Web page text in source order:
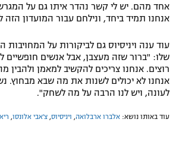
אחד מהם. יש לי קשר נהדר איתו גם על
אנחנו תמיד ביחד, ונילחם עבור המועדון הזה
עוד ענה ויניסיוס גם לביקורות על המחויבות
שלו: "ברור שזה מעצבן, אבל אנשים חופשיים
רוצים. אנחנו צריכים להקשיב למאמן ולהבין
אנחנו לא יכולים לשנות את מה שבא מבחוץ.
לעונה, ויש לנו הרבה על מה לשחק".
עוד באותו נושא: אלברו ארבלואה ויניסיוס צ'אבי אלונסו